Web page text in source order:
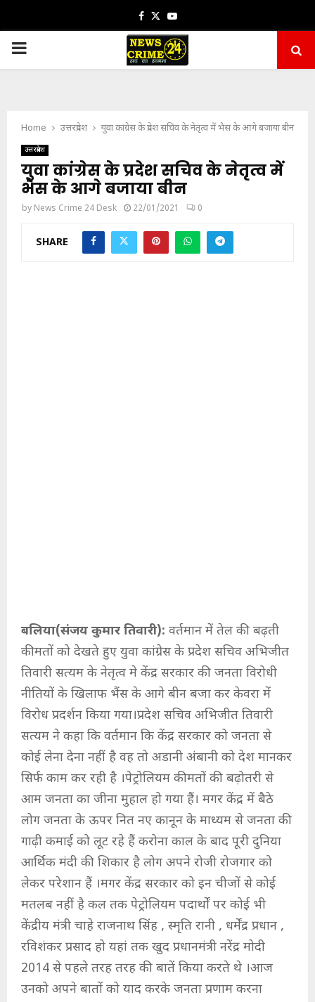
Facebook
TwitterYoutube
PRIMARY
Home उत्तरप्रदेश युवा कांग्रेस के प्रदेश सचिव के नेतृत्व में भैस के आगे बजाया बीन
उत्तरप्रदेश
युवा कांग्रेस के प्रदेश सचिव के नेतृत्व में
भैस के आगे बजाया बीन
by News Crime 24 Desk 22/01/2021 0
SHARE
बलिया(संजय कुमार तिवारी): वर्तमान में तेल की बढ़ती
कीमतों को देखते हुए युवा कांग्रेस के प्रदेश सचिव अभिजीत
तिवारी सत्यम के नेतृत्व मे केंद्र सरकार की जनता विरोधी
नीतियों के खिलाफ भैंस के आगे बीन बजा कर केवरा में
विरोध प्रदर्शन किया गया।प्रदेश सचिव अभिजीत तिवारी
सत्यम ने कहा कि वर्तमान कि केंद्र सरकार को जनता से
कोई लेना देना नहीं है वह तो अडानी अंबानी को देश मानकर
सिर्फ काम कर रही है ।पेट्रोलियम कीमतों की बढ़ोतरी से
आम जनता का जीना मुहाल हो गया हैं। मगर केंद्र में बैठे
लोग जनता के ऊपर नित नए कानून के माध्यम से जनता की
गाढ़ी कमाई को लूट रहे हैं करोना काल के बाद पूरी दुनिया
आर्थिक मंदी की शिकार है लोग अपने रोजी रोजगार को
लेकर परेशान हैं ।मगर केंद्र सरकार को इन चीजों से कोई
मतलब नहीं है कल तक पेट्रोलियम पदार्थों पर कोई भी
केंद्रीय मंत्री चाहे राजनाथ सिंह , स्मृति रानी , धर्मेंद्र प्रधान ,
रविशंकर प्रसाद हो यहां तक खुद प्रधानमंत्री नरेंद्र मोदी
2014 से पहले तरह तरह की बातें किया करते थे ।आज
उनको अपने बातों को याद करके जनता प्रणाम करना